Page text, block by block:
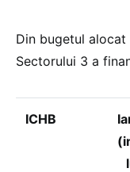
Din bugetul
Sectorului 3 a
ICHB